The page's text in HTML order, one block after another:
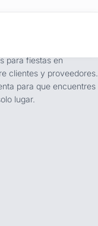
para fiestas en
clientes y proveedores.
para que encuentres
lugar.